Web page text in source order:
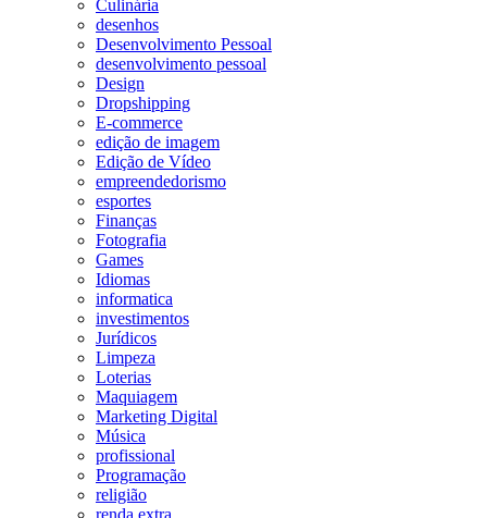
Culinária
desenhos
Desenvolvimento Pessoal
desenvolvimento pessoal
Design
Dropshipping
E-commerce
edição de imagem
Edição de Vídeo
empreendedorismo
esportes
Finanças
Fotografia
Games
Idiomas
informatica
investimentos
Jurídicos
Limpeza
Loterias
Maquiagem
Marketing Digital
Música
profissional
Programação
religião